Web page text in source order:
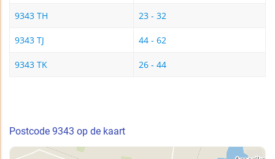
9343 TH 23 - 32
9343 TJ 44 - 62
9343 TK 26 - 44
Postcode 9343 op de kaart